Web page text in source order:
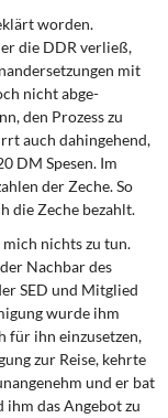
worden.
die DDR verließ,
mit
nicht abge­
den Prozess zu
auch dahingehend,
DM Spesen. Im
der Zeche. So
die Zeche bezahlt.
nichts zu tun.
Nachbar des
SED und Mitglied
wurde ihm
für ihn einzusetzen,
zur Reise, kehrte
und er bat
ihm das Angebot zu